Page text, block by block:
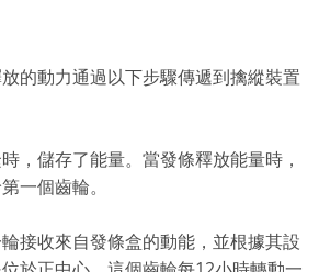
的動力通過以下步驟傳遞到擒縱裝置
，儲存了能量。當發條釋放能量時，
一個齒輪。
接收來自發條盒的動能，並根據其設